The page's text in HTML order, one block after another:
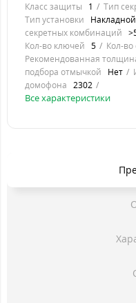
Класс защиты 1 Тип
Тип установки
Накладной
секретных комбинаций
Кол-во ключей 5 Кол-во
Рекомендованная
подбора отмычкой
Нет
домофона 2302
Все характеристики